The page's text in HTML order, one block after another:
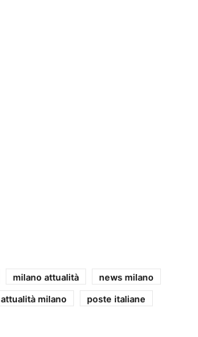
milano attualità
news milano
attualità milano poste italiane